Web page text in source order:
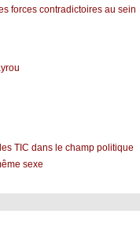
forces contradictoires au sein
TIC dans le champ politique
sexe